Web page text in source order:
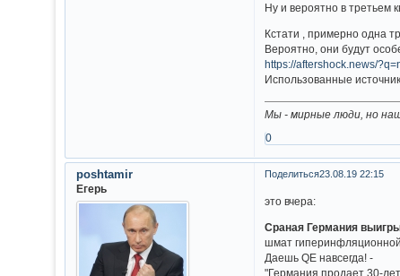
Ну и вероятно в третьем
Кстати , примерно одна
Вероятно, они будут
https://aftershock.news/
Использованные
Мы - мирные люди, но
0
Поделиться23.08.19 22:15
poshtamir
Егерь
это вчера:
Сраная Германия
шмат гиперинфляционной
Даешь QE навсегда! -
"Германия продает 30-